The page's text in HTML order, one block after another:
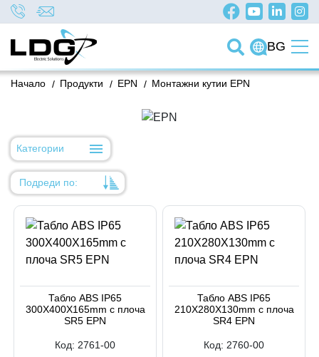
BG
/
Начало /
Продукти /
EPN Монтажни кутии EPN
Категории
Подреди по:
Име
Име
Код на артикул
Код на артикул
Табло ABS IP65
300X400X165mm с плоча
SR5 EPN
Код: 2761-00
Табло ABS IP65
210X280X130mm с плоча
SR4 EPN
Код: 2760-00